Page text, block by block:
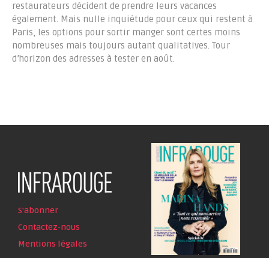
restaurateurs décident de prendre leurs vacances
également. Mais nulle inquiétude pour ceux qui restent à
Paris, les options pour sortir manger sont certes moins
nombreuses mais toujours autant qualitatives. Tour
d’horizon des adresses à tester en août.
S'abonner
Contactez-nous
Mentions légales